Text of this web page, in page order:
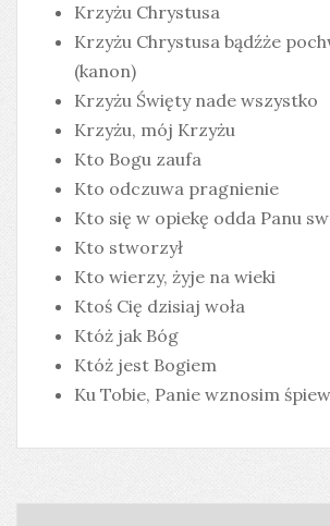
Krzyżu Chrystusa
Krzyżu Chrystusa bądźże
(kanon)
Krzyżu Święty nade wszystko
Krzyżu, mój Krzyżu
Kto Bogu zaufa
Kto odczuwa pragnienie
Kto się w opiekę odda Panu
Kto stworzył
Kto wierzy, żyje na wieki
Ktoś Cię dzisiaj woła
Któż jak Bóg
Któż jest Bogiem
Ku Tobie, Panie wznosim śpiew